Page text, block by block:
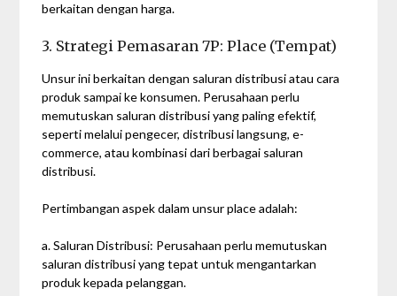
berkaitan dengan harga.
3. Strategi Pemasaran 7P: Place (Tempat)
Unsur ini berkaitan dengan saluran distribusi atau cara
produk sampai ke konsumen. Perusahaan perlu
memutuskan saluran distribusi yang paling efektif,
seperti melalui pengecer, distribusi langsung, e-
commerce, atau kombinasi dari berbagai saluran
distribusi.
Pertimbangan aspek dalam unsur place adalah:
a. Saluran Distribusi: Perusahaan perlu memutuskan
saluran distribusi yang tepat untuk mengantarkan
produk kepada pelanggan.